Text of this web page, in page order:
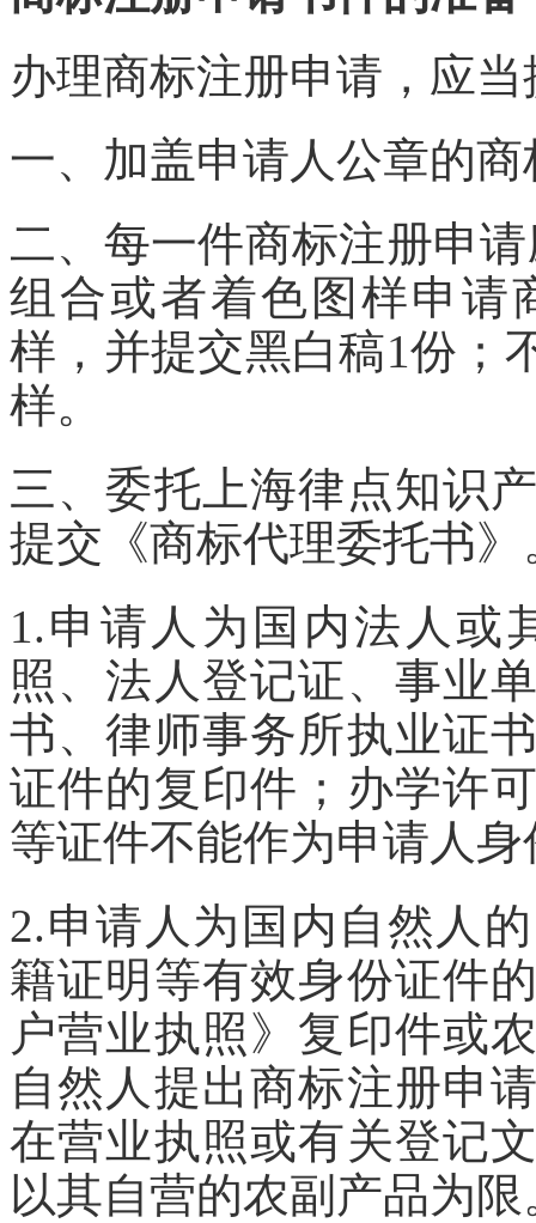
办理商标注册申请，应
一、加盖申请人公章的
二、每一件商标注册申
组合或者着色图样申请
样，并提交黑白稿1份；
样。
三、委托上海律点知识
提交《商标代理委托书》
1.申请人为国内法人或
照、法人登记证、事业
书、律师事务所执业证
证件的复印件；办学许
等证件不能作为申请人
2.申请人为国内自然人
籍证明等有效身份证件
户营业执照》复印件或
自然人提出商标注册申
在营业执照或有关登记
以其自营的农副产品为限